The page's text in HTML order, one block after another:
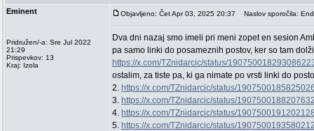
Eminent
Pridružen/-a: Sre Jul 2022
21:29
Prispevkov: 13
Kraj: Izola
Objavljeno: Čet Apr 03, 2025 20:37 Naslov sporočila:
Dva dni nazaj smo imeli pri meni zopet en sesion
pa samo linki do posameznih postov, ker so tam
https://x.com/TZnidarcic/status/
ostalim, za tiste pa, ki ga nimate po vrsti linki do
2. https://x.com/TZnidarcic/status/
3. https://x.com/TZnidarcic/status/
4. https://x.com/TZnidarcic/status/
5. https://x.com/TZnidarcic/status/